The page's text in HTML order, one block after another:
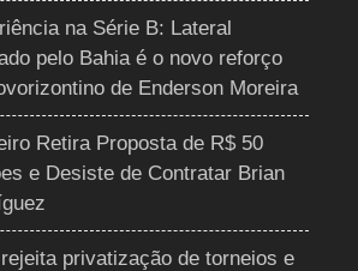
na Série B: Lateral
pelo Bahia é o novo reforço
de Enderson Moreira
Retira Proposta de R$ 50
e Desiste de Contratar Brian
privatização de torneios e